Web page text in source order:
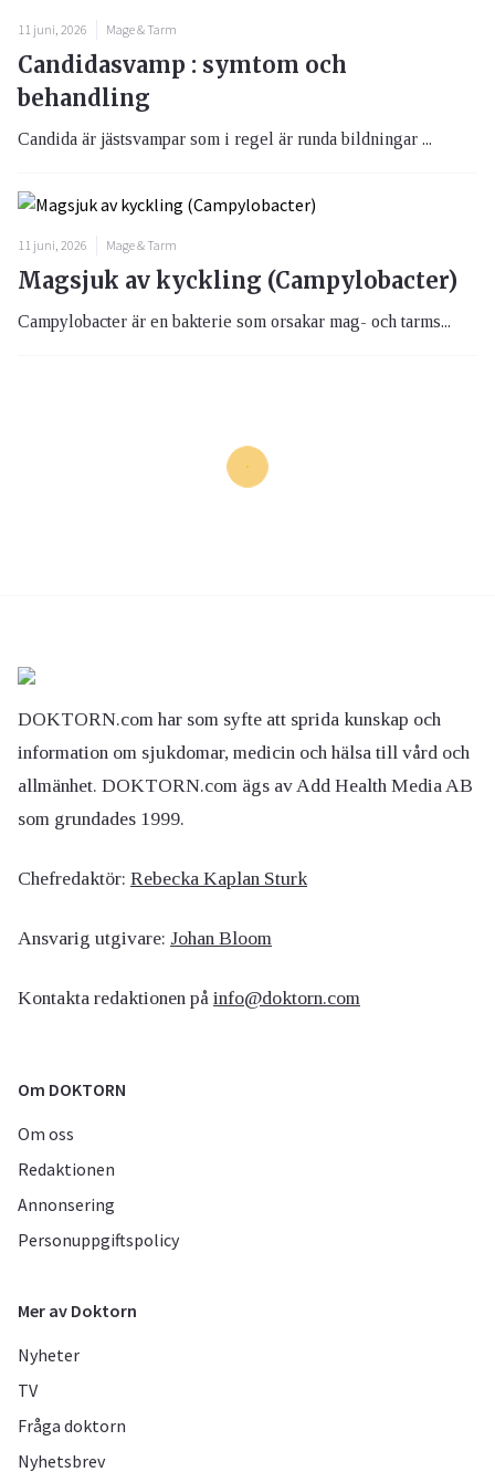
11 juni, 2026 Mage & Tarm
Candidasvamp : symtom och
behandling
Candida är jästsvampar som i regel är runda bildningar ...
11 juni, 2026 Mage & Tarm
Magsjuk av kyckling (Campylobacter)
Campylobacter är en bakterie som orsakar mag- och tarms...
DOKTORN.com har som syfte att sprida kunskap och
information om sjukdomar, medicin och hälsa till vård och
allmänhet. DOKTORN.com ägs av Add Health Media AB
som grundades 1999.
Chefredaktör: Rebecka Kaplan Sturk
Ansvarig utgivare: Johan Bloom
Kontakta redaktionen på info@doktorn.com
Om DOKTORN
Om oss
Redaktionen
Annonsering
Personuppgiftspolicy
Mer av Doktorn
Nyheter
TV
Fråga doktorn
Nyhetsbrev